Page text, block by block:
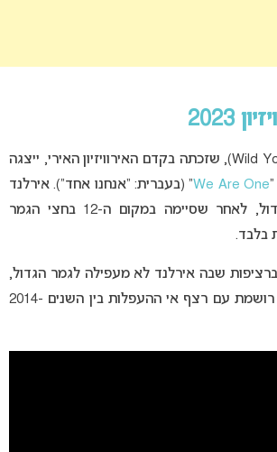
2023
(Wild Youth), שזכתה בקדם האירוויזיון האירי, ייצגה
We Are One” (בעברית: “אנחנו אחד”). אירלנד
לא עלתה לגמר הגדול, לאחר שסיימה במקום ה-12 בחצי הגמר
שבה אירלנד לא מעפילה לגמר הגדול,
שיא שלילי אותו היא רושמת עם רצף אי ההעפלות בין השנים 2014-